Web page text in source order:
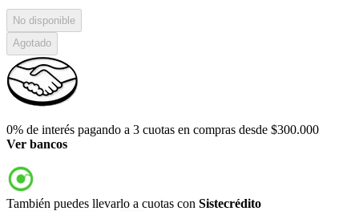
No disponible
Agotado
0% de interés pagando a 3 cuotas en compras desde $300.000
Ver bancos
También puedes llevarlo a cuotas con Sistecrédito